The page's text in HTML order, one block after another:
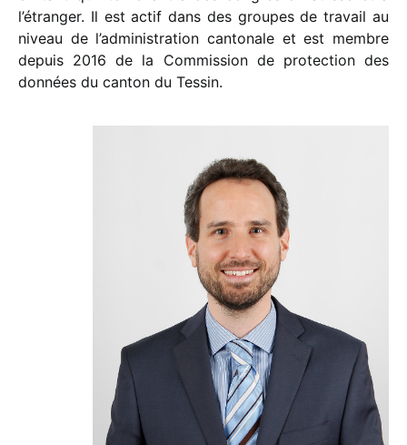
l’étranger. Il est actif dans des groupes de travail au
niveau de l’administration cantonale et est membre
depuis 2016 de la Commission de protection des
données du canton du Tessin.